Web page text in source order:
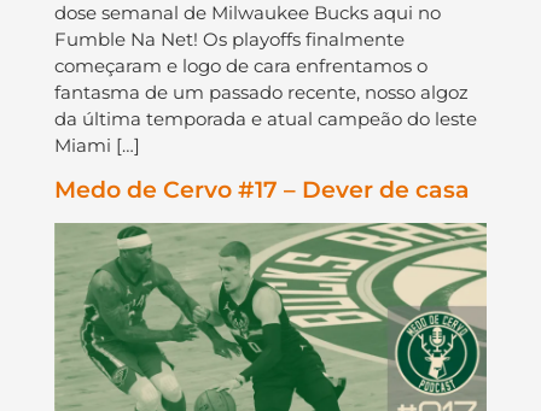
dose semanal de Milwaukee Bucks aqui no
Fumble Na Net! Os playoffs finalmente
começaram e logo de cara enfrentamos o
fantasma de um passado recente, nosso algoz
da última temporada e atual campeão do leste
Miami […]
Medo de Cervo #17 – Dever de casa